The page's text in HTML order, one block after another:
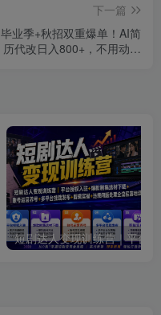
下一篇
毕业季+秋招双重爆单！AI简
历代改日入800+，不用动笔